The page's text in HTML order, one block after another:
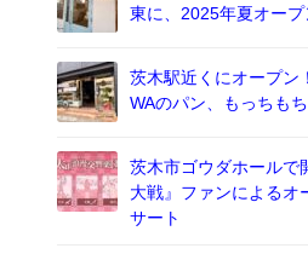
東に、2025年夏オープ
茨木駅近くにオープン
WAのパン、もっちも
茨木市ゴウダホールで
大戦』ファンによるオ
サート